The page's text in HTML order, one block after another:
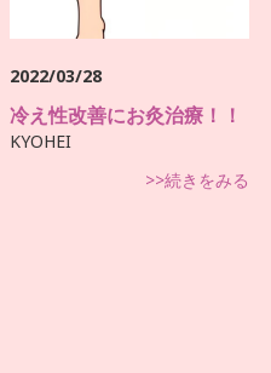
2022/03/28
冷え性改善にお灸治療！！
KYOHEI
>>続きをみる